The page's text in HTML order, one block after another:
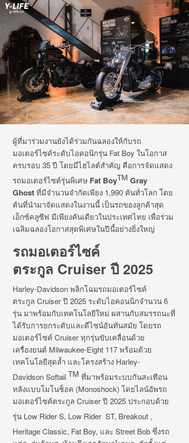
ผู้ที่มาร่วมงานยังได้ร่วมกันฉลองให้กับรถ
มอเตอร์ไซค์ระดับไอคอนิกรุ่น Fat Boy ในโอกาส
ครบรอบ 35 ปี โดยมีไฮไลต์สำคัญ คือการจัดแสดง
รถมอเตอร์ไซค์รุ่นพิเศษ Fat BoyTM Gray
Ghostที่มีจำนวนจำกัดเพียง 1,990 คันทั่วโลก โดย
คันที่นำมาจัดแสดงในงานนี้ เป็นรถของลูกค้าสุด
เอ็กซ์คลูซีฟ มีเพียงคันเดียวในประเทศไทย เพื่อร่วม
เฉลิมฉลองโอกาสสุดพิเศษในปีนี้อย่างยิ่งใหญ่
รถมอเตอร์ไซค์
ตระกูล Cruiser ปี 2025
Harley-Davidson พลิกโฉมรถมอเตอร์ไซค์
ตระกูล Cruiser ปี 2025 ระดับไอคอนนิกจำนวน 6
รุ่น มาพร้อมกับเทคโนโลยีใหม่ ผสานกับสมรรถนะที่
ได้รับการยกระดับและดีไซน์อันทันสมัย โดยรถ
มอเตอร์ไซค์ Cruiser ทุกรุ่นขับเคลื่อนด้วย
เครื่องยนต์ Milwaukee-Eight 117 พร้อมด้วย
เทคโนโลยีสุดล้ำ และโครงสร้าง Harley-
Davidson SoftailTM ที่มาพร้อมระบบกันสะเทือน
หลังแบบโมโนช็อค (Monoshock) โดยไลน์อัพรถ
มอเตอร์ไซค์ตระกูล Cruiser ปี 2025 ประกอบด้วย
รุ่น Low RiderS, Low Rider ST, Breakout ,
Heritage Classic, Fat Boy, และ Street Bobซึ่งรถ